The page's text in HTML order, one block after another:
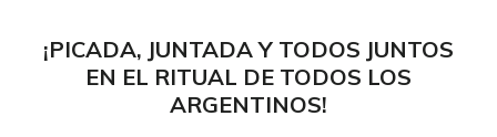
¡PICADA, JUNTADA Y TODOS JUNTOS
EN EL RITUAL DE TODOS LOS
ARGENTINOS!